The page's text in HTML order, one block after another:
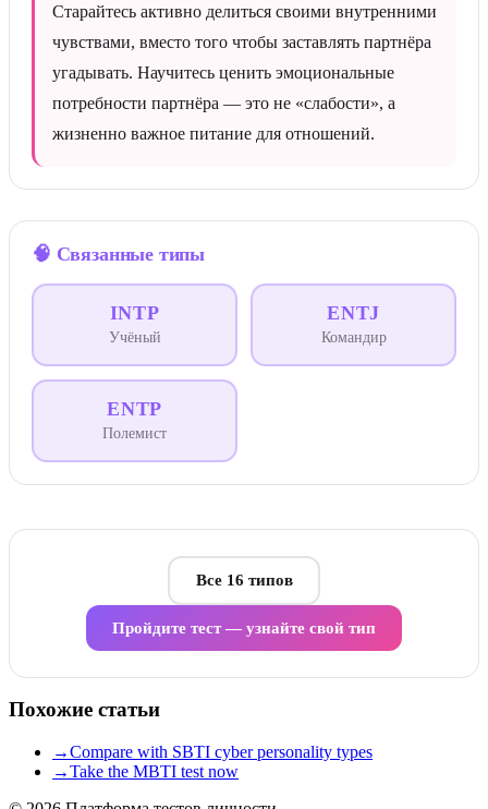
Старайтесь активно делиться своими внутренними
чувствами, вместо того чтобы заставлять партнёра
угадывать. Научитесь ценить эмоциональные
потребности партнёра — это не «слабости», а
жизненно важное питание для отношений.
🧠 Связанные типы
INTP
Учёный
ENTJ
Командир
ENTP
Полемист
Все 16 типов
Пройдите тест — узнайте свой тип
Похожие статьи
→Compare with SBTI cyber personality types
→Take the MBTI test now